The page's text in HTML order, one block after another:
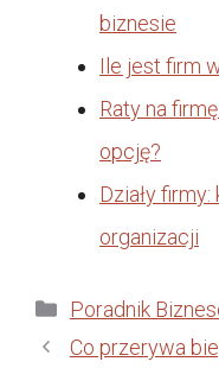
biznesie
Ile jest firm
Raty na
opcję?
Działy
organizacji
Kategorie
Poradnik
Co przerywa